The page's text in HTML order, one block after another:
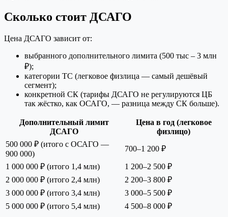
Сколько стоит ДСАГО
Цена ДСАГО зависит от:
выбранного дополнительного лимита (500 тыс – 3 млн
₽);
категории ТС (легковое физлица — самый дешёвый
сегмент);
конкретной СК (тарифы ДСАГО не регулируются ЦБ
так жёстко, как ОСАГО, — разница между СК больше).
Дополнительный лимит
ДСАГО
Цена в год (легковое
физлицо)
500 000 ₽ (итого с ОСАГО —
900 000)
700–1 200 ₽
1 000 000 ₽ (итого 1,4 млн)
1 200–2 500 ₽
2 000 000 ₽ (итого 2,4 млн)
2 200–3 800 ₽
3 000 000 ₽ (итого 3,4 млн)
3 000–5 500 ₽
5 000 000 ₽ (итого 5,4 млн)
4 500–8 000 ₽